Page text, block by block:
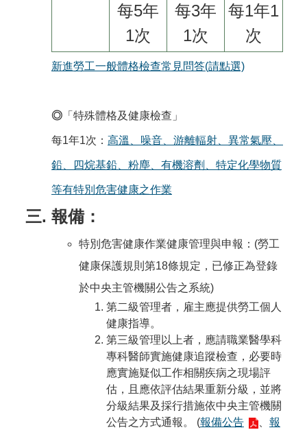
每5年
1次
每3年
1次
每1年1
次
新進勞工一般體格檢查常見問答(請點選)
◎ 「特殊體格及健康檢查」
每1年1次： 高溫、噪音、游離輻射、異常氣壓、
鉛、四烷基鉛、粉塵、有機溶劑、特定化學物質
等有特別危害健康之作業
報備：
特別危害健康作業健康管理與申報：(勞工
健康保護規則第18條規定，已修正為登錄
於中央主管機關公告之系統)
第二級管理者，雇主應提供勞工個人
健康指導。
第三級管理以上者，應請職業醫學科
專科醫師實施健康追蹤檢查，必要時
應實施疑似工作相關疾病之現場評
估，且應依評估結果重新分級，並將
分級結果及採行措施依中央主管機關
公告之方式通報。
(報備公告
報